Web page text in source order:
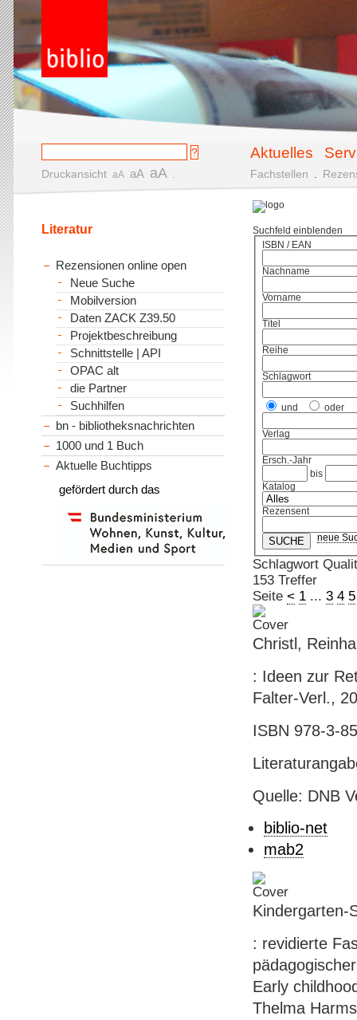
Aktuelles
Druckansicht aA aA aA Fachstellen
Suchfeld einblenden
ISBN / EAN
Nachname
Vorname
Titel
Reihe
Schlagwort
und oder
Verlag
Ersch.-Jahr
bis
Katalog
Rezensent
neue
Schlagwort
153 Treffer
Seite < 1... 3 4 5
Christl,
: Ideen zur
Falter-Verl.,
ISBN 978-3-
Quelle: DNB
biblio-net
mab2
Kindergarten-
: revidierte
Early
Thelma
Literatur
Rezensionen online open
Neue Suche
Mobilversion
Daten ZACK Z39.50
Projektbeschreibung
Schnittstelle | API
OPAC alt
die Partner
Suchhilfen
bn - bibliotheksnachrichten
1000 und 1 Buch
Aktuelle Buchtipps
gefördert durch das